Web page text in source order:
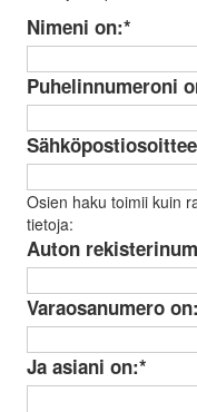
Nimeni on:*
Puhelinnumeroni
Osien haku toimii kuin
tietoja:
Auton
Varaosanumero on:
Ja asiani on:*